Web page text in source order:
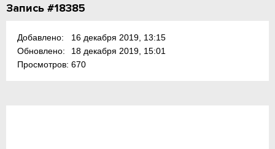
Запись #18385
Добавлено:
16 декабря 2019, 13:15
Обновлено:
18 декабря 2019, 15:01
Просмотров: 670